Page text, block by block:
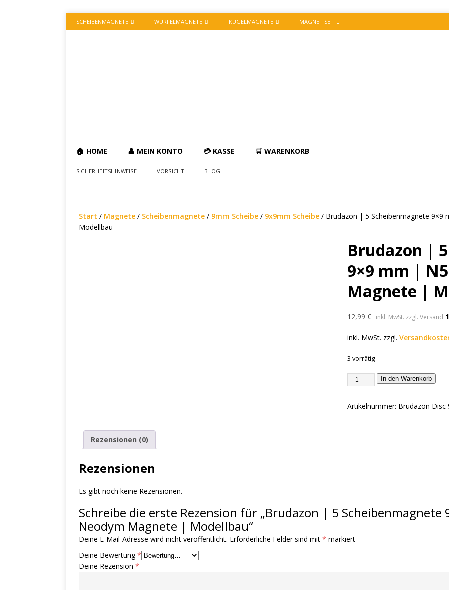
SCHEIBENMAGNETE WÜRFELMAGNETE KUGELMAGNETE MAGNET SET
🏠 HOME 👤 MEIN KONTO 💳 KASSE 🛒 WARENKORB
SICHERHEITSHINWEISE VORSICHT BLOG
Start / Magnete / Scheibenmagnete / 9mm Scheibe / 9x9mm Scheibe / Brudazon | 5 Scheibenmagnete
Modellbau
Brudazon |
9×9 mm |
Magnete |
12,99€ inkl. MwSt. zzgl. Versand
inkl. MwSt. zzgl.
3 vorrätig
In den Warenkorb
Artikelnummer: Brudazon Disc
Rezensionen (0)
Rezensionen
Es gibt noch keine Rezensionen.
Schreibe die erste Rezension für „Brudazon | 5 Scheibenmagnete
Neodym Magnete | Modellbau“
Deine E-Mail-Adresse wird nicht veröffentlicht. Erforderliche Felder sind mit * markiert
Deine Bewertung*
Deine Rezension *